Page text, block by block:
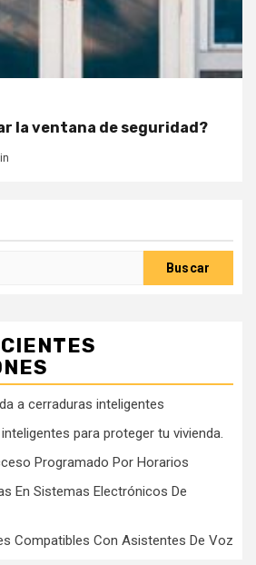
la ventana de seguridad?
a cerraduras inteligentes
para proteger tu vivienda.
Programado Por Horarios
En Sistemas Electrónicos De
Compatibles Con Asistentes De Voz